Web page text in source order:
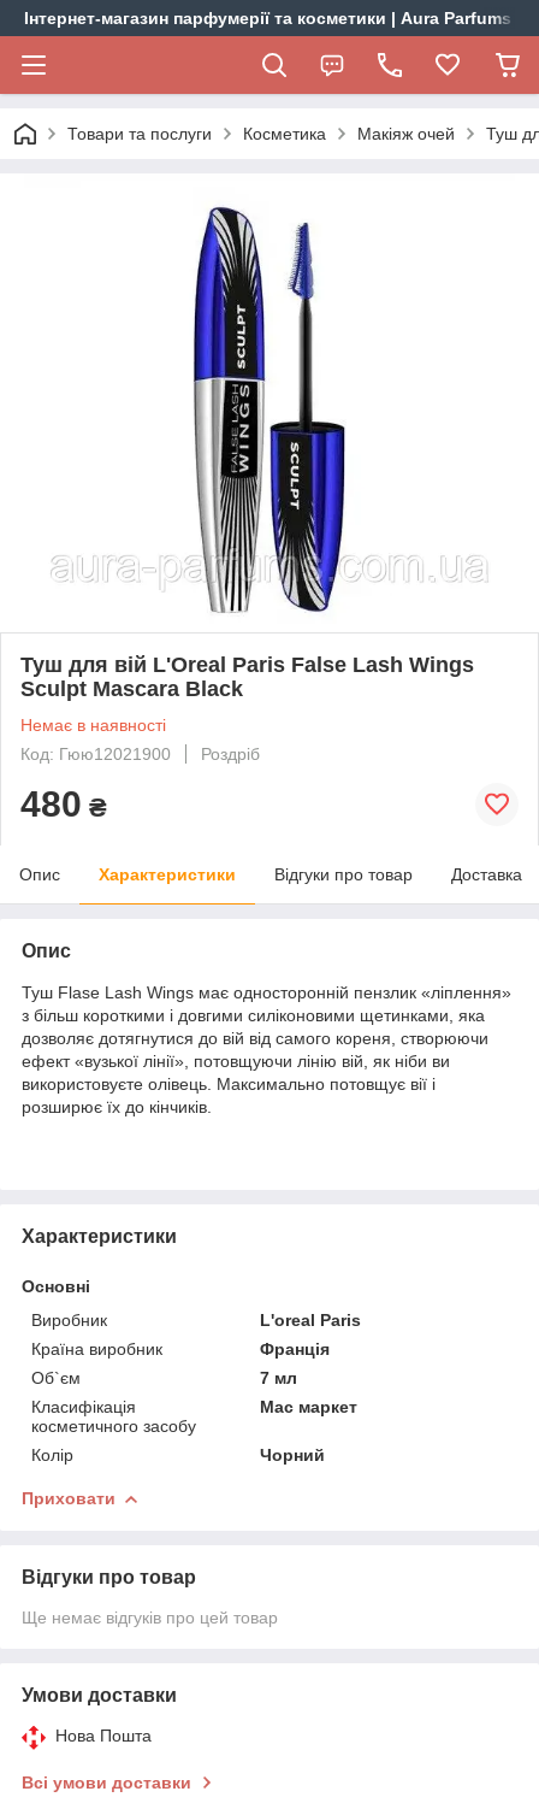
Інтернет-магазин парфумерії та косметики | Aura Parfums
Товари та послуги Косметика Макіяж очей Туш
Туш для вій L'Oreal Paris False Lash Wings
Sculpt Mascara Black
Немає в наявності
Код: Гюю12021900
Роздріб
480 ₴
Опис Характеристики Відгуки про товар Доставка
Опис
Туш Flase Lash Wings має односторонній пензлик «ліплення»
з більш короткими і довгими силіконовими щетинками, яка
дозволяє дотягнутися до вій від самого кореня, створюючи
ефект «вузької лінії», потовщуючи лінію вій, як ніби ви
використовуєте олівець. Максимально потовщує вії і
розширює їх до кінчиків.
Характеристики
Основні
Виробник
L'oreal Paris
Країна виробник
Франція
Об`єм
7 мл
Класифікація
косметичного засобу
Мас маркет
Колір Чорний
Приховати
Відгуки про товар
Ще немає відгуків про цей товар
Умови доставки
Нова Пошта
Всі умови доставки